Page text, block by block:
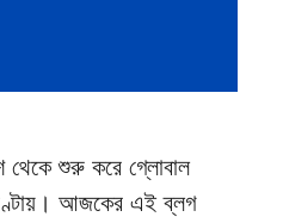
থেকে শুরু করে গ্লোবাল
ঘণ্টায়। আজকের এই ব্লগ